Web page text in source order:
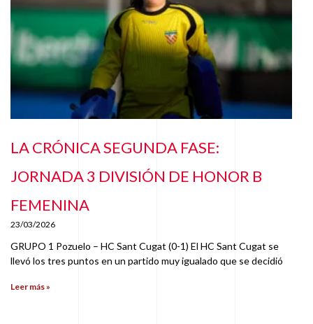
LA CRÓNICA SEGUNDA FASE:
JORNADA 3 DIVISIÓN DE HONOR B
FEMENINA
23/03/2026
GRUPO 1 Pozuelo – HC Sant Cugat (0-1) El HC Sant Cugat se
llevó los tres puntos en un partido muy igualado que se decidió
Leer más »